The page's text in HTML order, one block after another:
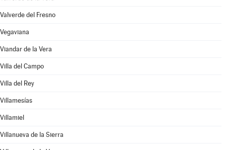
Valverde del Fresno
Vegaviana
Viandar de la Vera
Villa del Campo
Villa del Rey
Villamesías
Villamiel
Villanueva de la Sierra